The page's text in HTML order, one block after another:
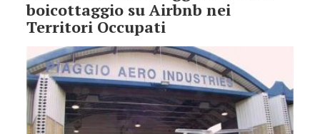
boicottaggio su Airbnb nei
Territori Occupati